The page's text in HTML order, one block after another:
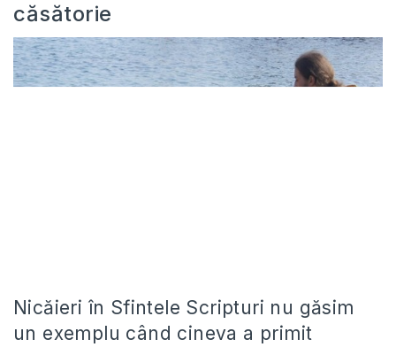
căsătorie
Nicăieri în Sfintele Scripturi nu găsim
un exemplu când cineva a primit